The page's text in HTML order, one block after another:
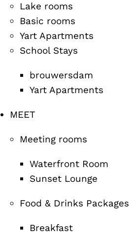
Lake rooms
Basic rooms
Yart Apartments
School Stays
brouwersdam
Yart Apartments
MEET
Meeting rooms
Waterfront Room
Sunset Lounge
Food & Drinks Packages
Breakfast